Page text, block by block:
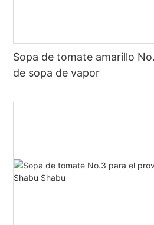
Sopa de tomate amarillo
de sopa de vapor